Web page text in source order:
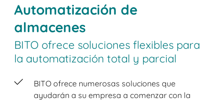
Automatización de
almacenes
BITO ofrece soluciones flexibles para
la automatización total y parcial
BITO ofrece numerosas soluciones que
ayudarán a su empresa a comenzar con la